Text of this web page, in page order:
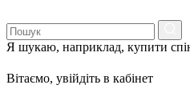
Я шукаю, наприклад, купити
Вітаємо, увійдіть в кабінет